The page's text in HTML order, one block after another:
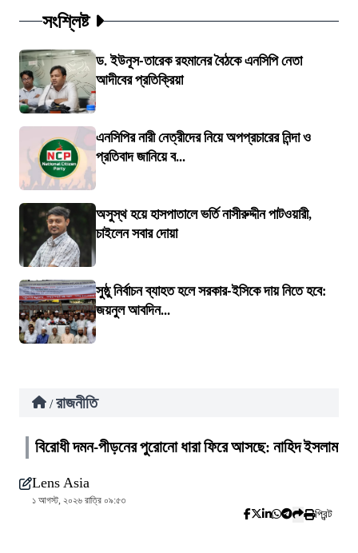
সংশ্লিষ্ট
ড. ইউনূস-তারেক রহমানের বৈঠকে এনসিপি নেতা
আদীবের প্রতিক্রিয়া
এনসিপির নারী নেত্রীদের নিয়ে অপপ্রচারের নিন্দা ও
প্রতিবাদ জানিয়ে ব...
অসুস্থ হয়ে হাসপাতালে ভর্তি নাসীরুদ্দীন পাটওয়ারী,
চাইলেন সবার দোয়া
সুষ্ঠু নির্বাচন ব্যাহত হলে সরকার-ইসিকে দায় নিতে হবে:
জয়নুল আবদিন...
/ রাজনীতি
বিরোধী দমন-পীড়নের পুরোনো ধারা ফিরে আসছে: নাহিদ ইসলাম
Lens Asia
১ আগস্ট, ২০২৬ রাত্রি ০৯:৫৩
প্রিন্ট